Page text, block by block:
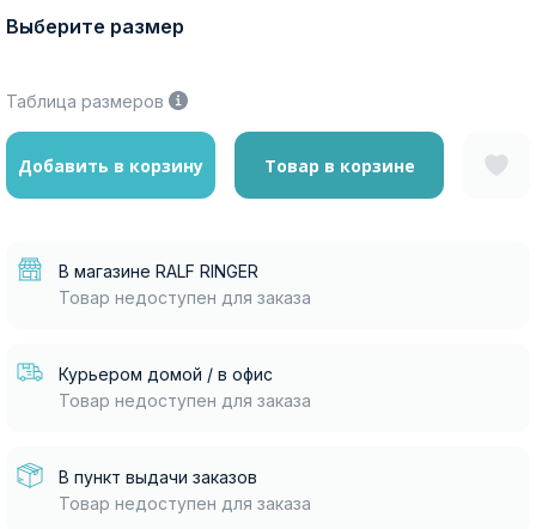
Выберите размер
Таблица размеров
Добавить в корзину Товар в корзине
В магазине RALF RINGER
Товар недоступен для заказа
Курьером домой / в офис
Товар недоступен для заказа
В пункт выдачи заказов
Товар недоступен для заказа